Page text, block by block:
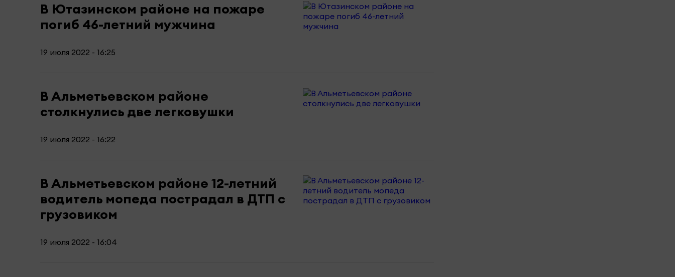
В Ютазинском районе на пожаре
погиб 46-летний мужчина
19 июля 2022 - 16:25
В Альметьевском районе
столкнулись две легковушки
19 июля 2022 - 16:22
В Альметьевском районе 12-летний
водитель мопеда пострадал в ДТП с
грузовиком
19 июля 2022 - 16:04